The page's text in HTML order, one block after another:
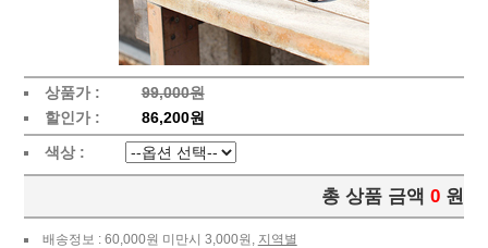
상품가 :
99,000원
할인가 :
86,200원
색상 :
총 상품 금액 0 원
배송정보 : 60,000원 미만시 3,000원, 지역별